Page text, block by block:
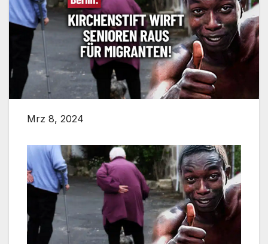
Mrz 8, 2024